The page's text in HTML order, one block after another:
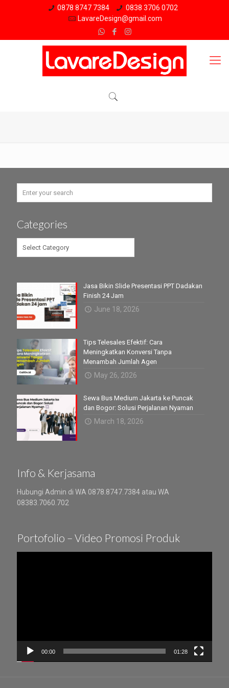
0878 8747 7384
0838 3706 0702
LavareDesign@gmail.com
Categories
Jasa Bikin Slide Presentasi PPT Dadakan
Finish 24 Jam
June 18, 2026
Tips Telesales Efektif: Cara
Meningkatkan Konversi Tanpa
Menambah Jumlah Agen
May 26, 2026
Sewa Bus Medium Jakarta ke Puncak
dan Bogor: Solusi Perjalanan Nyaman
March 18, 2026
Info & Kerjasama
Hubungi Admin di WA 0878.8747.7384 atau WA
08383.7060.702
Portofolio – Video Promosi Produk
00:00 01:28